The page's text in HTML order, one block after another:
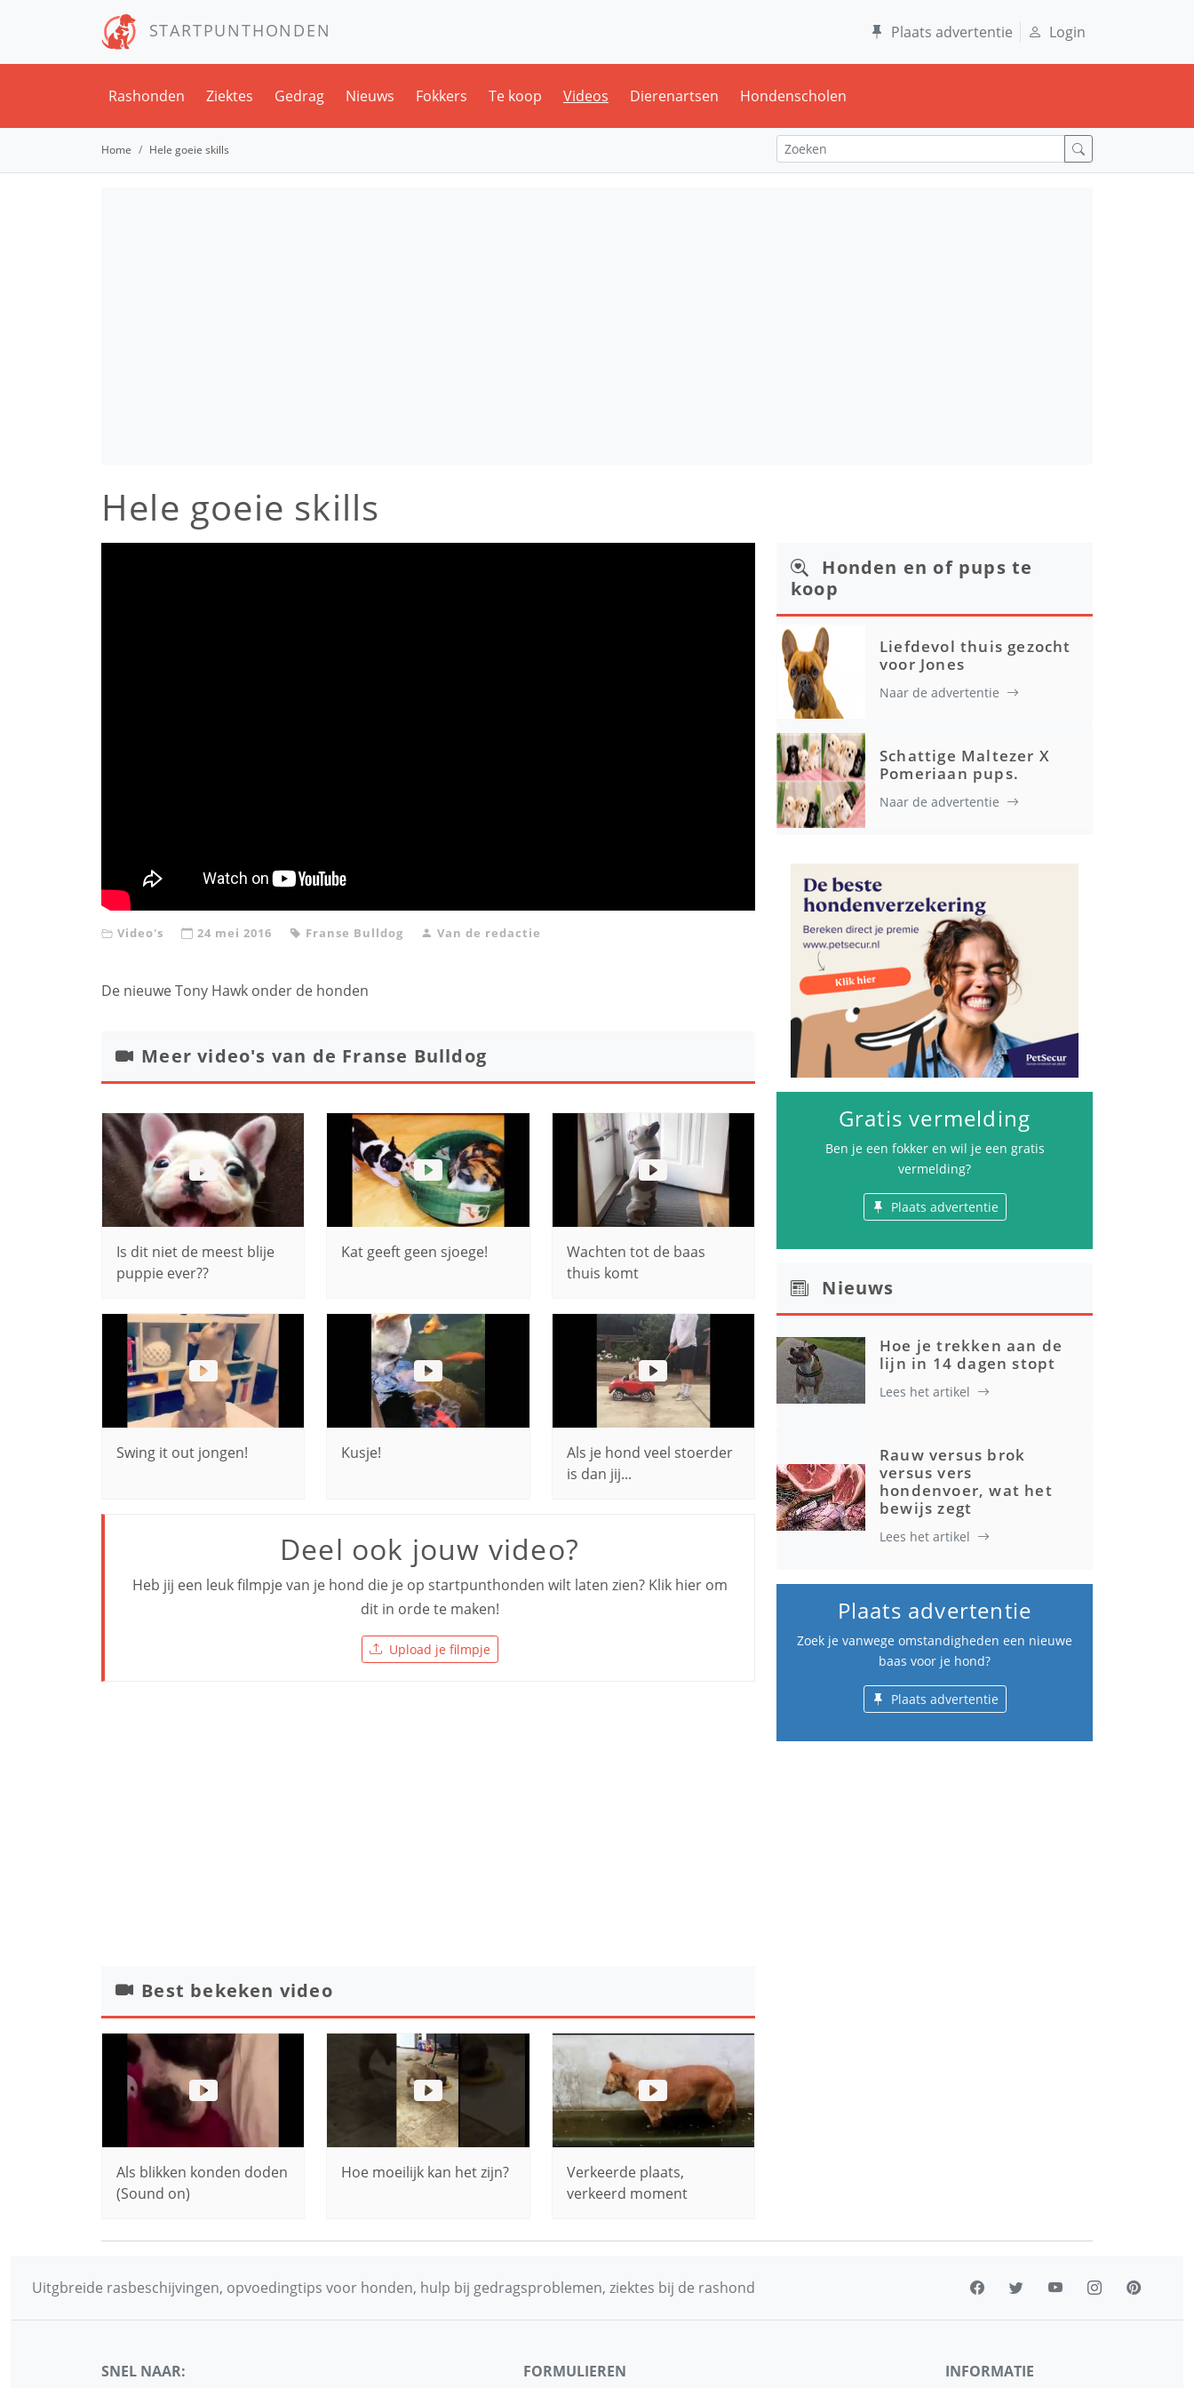
STARTPUNTHONDEN Plaats advertentie Login
Rashonden Ziektes Gedrag Nieuws Fokkers Te koop Videos Dierenartsen Hondenscholen
Home Hele goeie skills
Hele goeie skills
Video's 24 mei 2016 Franse Bulldog Van de redactie
De nieuwe Tony Hawk onder de honden
Meer video's van de Franse Bulldog
Is dit niet de meest blije
puppie ever??
Kat geeft geen sjoege!
Wachten tot de baas
thuis komt
Swing it out jongen! Kusje!
Als je hond veel stoerder
is dan jij...
Deel ook jouw video?
Heb jij een leuk filmpje van je hond die je op startpunthonden wilt laten zien? Klik hier om
dit in orde te maken!
Upload je filmpje
Best bekeken video
Als blikken konden doden
(Sound on)
Hoe moeilijk kan het zijn?
Verkeerde plaats,
verkeerd moment
Honden en of pups te
koop
Liefdevol thuis gezocht
voor Jones
Naar de advertentie
Schattige Maltezer X
Pomeriaan pups.
Naar de advertentie
Gratis vermelding
Ben je een fokker en wil je een gratis
vermelding?
Plaats advertentie
Nieuws
Hoe je trekken aan de
lijn in 14 dagen stopt
Lees het artikel
Rauw versus brok
versus vers
hondenvoer, wat het
bewijs zegt
Lees het artikel
Plaats advertentie
Zoek je vanwege omstandigheden een nieuwe
baas voor je hond?
Plaats advertentie
Uitgbreide rasbeschijvingen, opvoedingtips voor honden, hulp bij gedragsproblemen, ziektes bij de rashond
SNEL NAAR: FORMULIEREN INFORMATIE